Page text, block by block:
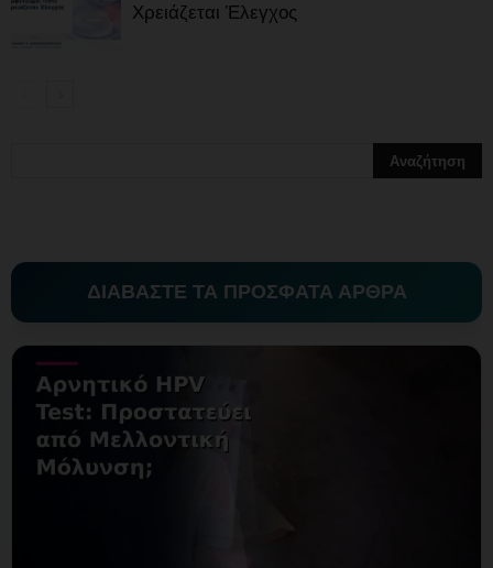
Χρειάζεται Έλεγχος
ΔΙΑΒΑΣΤΕ ΤΑ ΠΡΟΣΦΑΤΑ ΑΡΘΡΑ